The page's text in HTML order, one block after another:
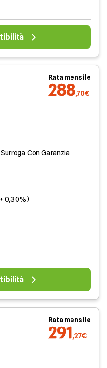
Rata mensile
288,70€
Con Garanzia
0,30%)
Rata mensile
291,27€